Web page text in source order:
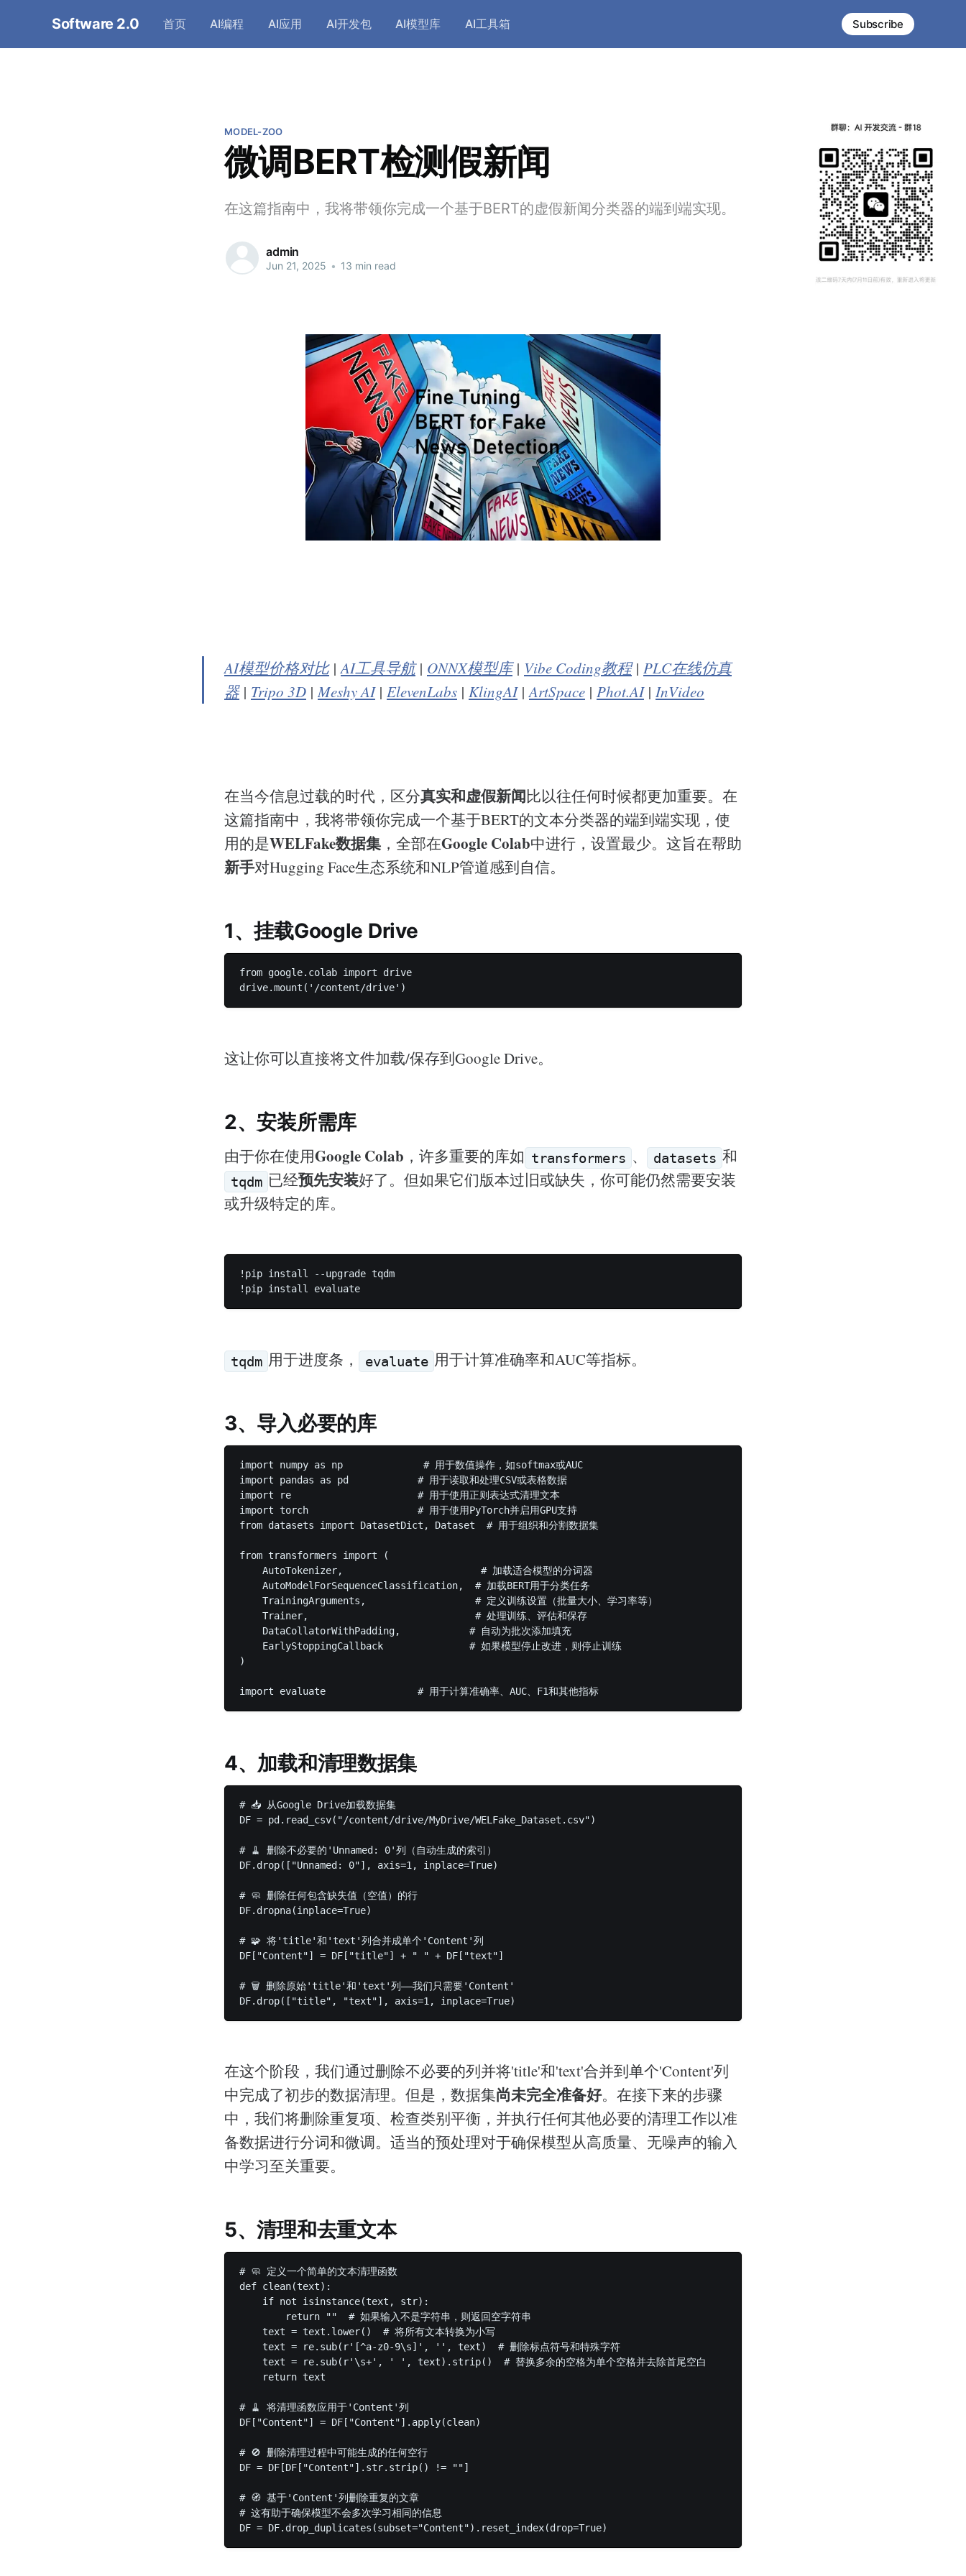
Software 2.0 首页 AI编程 AI应用 AI开发包 AI模型库 AI工具箱 Subscribe
MODEL-ZOO
微调BERT检测假新闻
在这篇指南中，我将带领你完成一个基于BERT的虚假新闻分类器的端到端实现。
admin
Jun 21, 2025 • 13 min read
AI模型价格对比|AI工具导航| ONNX模型库| Vibe Coding教程| PLC在线仿真
器| Tripo 3D |Meshy AI| ElevenLabs | KlingAI|ArtSpace | Phot.AI| InVideo
在当今信息过载的时代，区分真实和虚假新闻比以往任何时候都更加重要。在
这篇指南中，我将带领你完成一个基于BERT的文本分类器的端到端实现，使
用的是WELFake数据集 ，全部在Google Colab中进行，设置最少。这旨在帮助
新手对Hugging Face生态系统和NLP管道感到自信。
1、挂载Google Drive
from google.colab import drive
这让你可以直接将文件加载/保存到Google Drive。
2、安装所需库
由于你在使用Google Colab ，许多重要的库如 transformers 、 datasets 和
tqdm 已经预先安装好了。但如果它们版本过旧或缺失，你可能仍然需要安装
或升级特定的库。
!pip install --upgrade tqdm
tqdm 用于进度条， evaluate 用于计算准确率和AUC等指标。
3、导入必要的库
import numpy as np              # 用于数值操作，如softmax或AUC
import pandas as pd            # 用于读取和处理CSV或表格数据
import re                      # 用于使用正则表达式清理文本
import torch                   # 用于使用PyTorch并启用GPU支持
from datasets import DatasetDict, Dataset  # 用于组织和分割数据集
from transformers import (
    AutoTokenizer,                        # 加载适合模型的分词器
    AutoModelForSequenceClassification,  # 加载BERT用于分类任务
    TrainingArguments,                   # 定义训练设置（批量大小、学习率等）
    Trainer,                             # 处理训练、评估和保存
    DataCollatorWithPadding,            # 自动为批次添加填充
    EarlyStoppingCallback               # 如果模型停止改进，则停止训练
)
4、加载和清理数据集
# 📥 从Google Drive加载数据集
DF = pd.read_csv("/content/drive/MyDrive/WELFake_Dataset.csv")
# 🧹 删除不必要的'Unnamed: 0'列（自动生成的索引）
DF.drop(["Unnamed: 0"], axis=1, inplace=True)
# 🧼 删除任何包含缺失值（空值）的行
DF.dropna(inplace=True)
# 🧩 将'title'和'text'列合并成单个'Content'列
DF["Content"] = DF["title"] + " " + DF["text"]
# 🗑️ 删除原始'title'和'text'列——我们只需要'Content'
在这个阶段，我们通过删除不必要的列并将'title'和'text'合并到单个'Content'列
中完成了初步的数据清理。但是，数据集尚未完全准备好。在接下来的步骤
中，我们将删除重复项、检查类别平衡，并执行任何其他必要的清理工作以准
备数据进行分词和微调。适当的预处理对于确保模型从高质量、无噪声的输入
中学习至关重要。
5、清理和去重文本
# 🧼 定义一个简单的文本清理函数
def clean(text):
    if not isinstance(text, str):
        return ""  # 如果输入不是字符串，则返回空字符串
    text = text.lower()  # 将所有文本转换为小写
    text = re.sub(r'[^a-z0-9\s]', '', text)  # 删除标点符号和特殊字符
    text = re.sub(r'\s+', ' ', text).strip()  # 替换多余的空格为单个空格并去除首尾空白
    return text
# 🧹 将清理函数应用于'Content'列
DF["Content"] = DF["Content"].apply(clean)
# 🚫 删除清理过程中可能生成的任何空行
DF = DF[DF["Content"].str.strip() != ""]
# 🧭 基于'Content'列删除重复的文章
# 这有助于确保模型不会多次学习相同的信息